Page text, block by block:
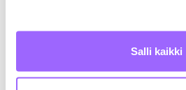
Salli kaikki
Kiinteistönomistajat ja